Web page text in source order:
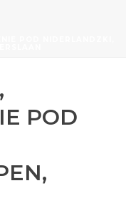
POD